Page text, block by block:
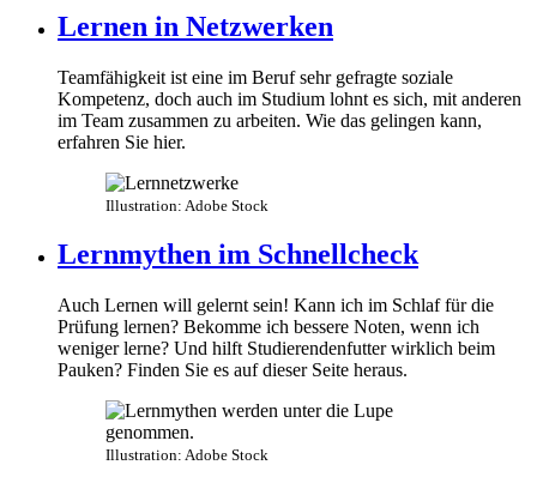
Lernen in Netzwerken
Teamfähigkeit ist eine im Beruf sehr gefragte soziale
Kompetenz, doch auch im Studium lohnt es sich, mit anderen
im Team zusammen zu arbeiten. Wie das gelingen kann,
erfahren Sie hier.
Illustration: Adobe Stock
Lernmythen im Schnellcheck
Auch Lernen will gelernt sein! Kann ich im Schlaf für die
Prüfung lernen? Bekomme ich bessere Noten, wenn ich
weniger lerne? Und hilft Studierendenfutter wirklich beim
Pauken? Finden Sie es auf dieser Seite heraus.
Illustration: Adobe Stock